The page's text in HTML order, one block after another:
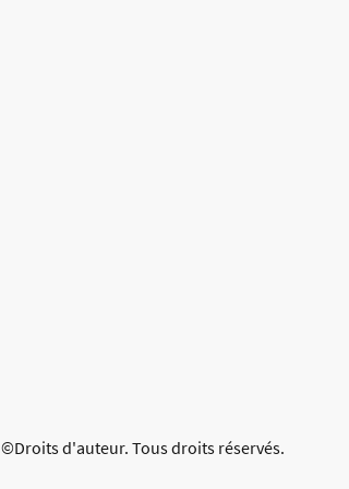
©Droits d'auteur. Tous droits réservés.